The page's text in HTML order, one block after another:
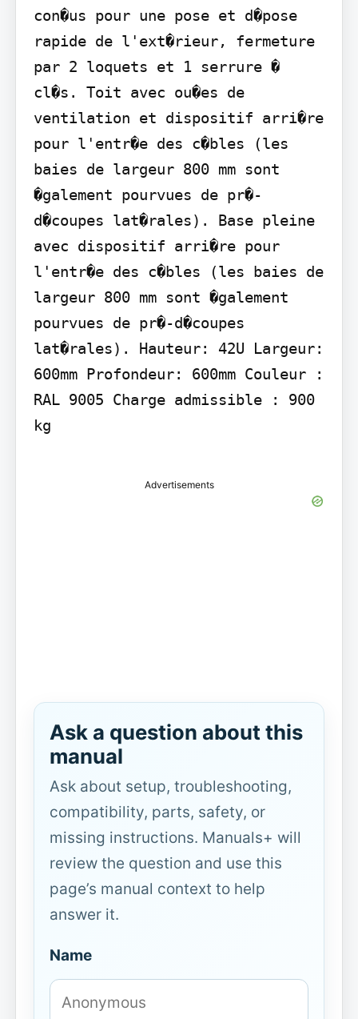
con�us pour une pose et d�pose
rapide de l'ext�rieur, fermeture
par 2 loquets et 1 serrure �
cl�s. Toit avec ou�es de
ventilation et dispositif arri�re
pour l'entr�e des c�bles (les
baies de largeur 800 mm sont
�galement pourvues de pr�-
d�coupes lat�rales). Base pleine
avec dispositif arri�re pour
l'entr�e des c�bles (les baies de
largeur 800 mm sont �galement
pourvues de pr�-d�coupes
lat�rales). Hauteur: 42U Largeur:
600mm Profondeur: 600mm Couleur :
RAL 9005 Charge admissible : 900
kg
Advertisements
Ask a question about this
manual
Ask about setup, troubleshooting,
compatibility, parts, safety, or
missing instructions. Manuals+ will
review the question and use this
page’s manual context to help
answer it.
Name